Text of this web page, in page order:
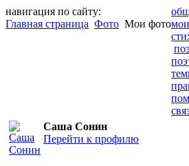
навигация по сайту:
Главная страница Фото Мои фото
Саша Сонин
Перейти к профилю